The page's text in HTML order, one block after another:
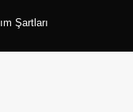
Şartları